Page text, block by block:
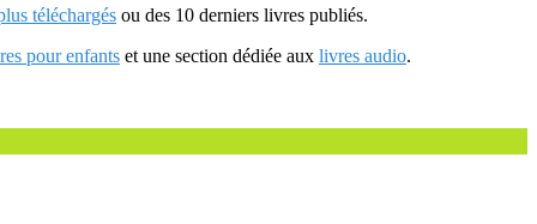
téléchargés ou des 10 derniers livres publiés.
pour enfants et une section dédiée aux livres audio.